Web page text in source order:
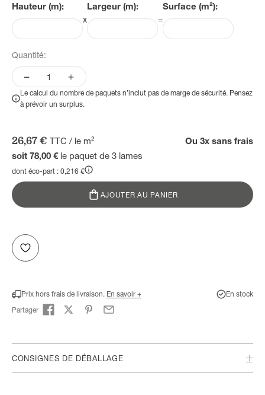
Hauteur (m):
x
Largeur (m):
=
Surface (m²):
Quantité:
Le calcul du nombre de paquets n’inclut pas de marge de sécurité. Pensez
à prévoir un surplus.
Prix de vente
26,67 € TTC / le m²
soit 78,00 €le paquet de 3 lames
dont éco-part : 0,216 €
Ou 3x sans frais
AJOUTER AU PANIER
Prix hors frais de livraison. En savoir +
En stock
Partager
CONSIGNES DE DÉBALLAGE